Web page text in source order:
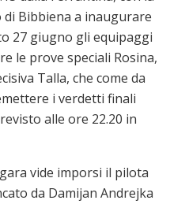
Bibbiena a inaugurare
27 giugno gli equipaggi
le prove speciali Rosina,
Talla, che come da
i verdetti finali
alle ore 22.20 in
vide imporsi il pilota
da Damijan Andrejka